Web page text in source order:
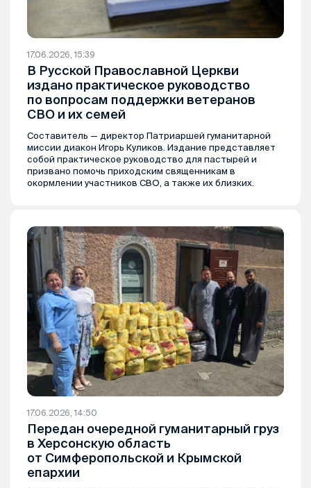
17.06.2026, 15:39
В Русской Православной Церкви
издано практическое руководство
по вопросам поддержки ветеранов
СВО и их семей
Составитель — директор Патриаршей гуманитарной
миссии диакон Игорь Куликов. Издание представляет
собой практическое руководство для пастырей и
призвано помочь приходским священникам в
окормлении участников СВО, а также их близких.
17.06.2026, 14:50
Передан очередной гуманитарный груз
в Херсонскую область
от Симферопольской и Крымской
епархии